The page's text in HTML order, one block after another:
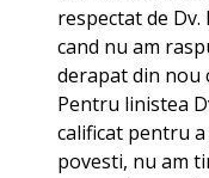
respectat de
cand nu am
derapat din nou
Pentru linistea
calificat pentru
povesti, nu am